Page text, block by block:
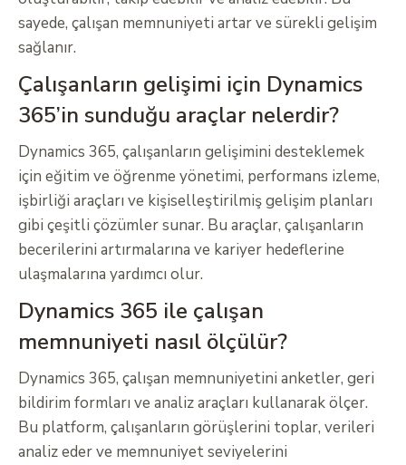
sayede, çalışan memnuniyeti artar ve sürekli gelişim
sağlanır.
Çalışanların gelişimi için Dynamics
365’in sunduğu araçlar nelerdir?
Dynamics 365, çalışanların gelişimini desteklemek
için eğitim ve öğrenme yönetimi, performans izleme,
işbirliği araçları ve kişiselleştirilmiş gelişim planları
gibi çeşitli çözümler sunar. Bu araçlar, çalışanların
becerilerini artırmalarına ve kariyer hedeflerine
ulaşmalarına yardımcı olur.
Dynamics 365 ile çalışan
memnuniyeti nasıl ölçülür?
Dynamics 365, çalışan memnuniyetini anketler, geri
bildirim formları ve analiz araçları kullanarak ölçer.
Bu platform, çalışanların görüşlerini toplar, verileri
analiz eder ve memnuniyet seviyelerini